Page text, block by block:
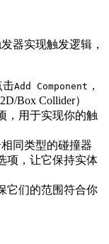
器实现触发逻辑，
击Add Component ，
Box Collider）
，用于实现你的触
相同类型的碰撞器
项，让它保持实体
它们的范围符合你